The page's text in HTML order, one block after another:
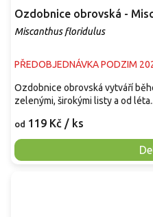
Ozdobnice obrovská -
Miscanthus floridulus
PŘEDOBJEDNÁVKA PODZIM
od 119 Kč / ks
Ozdobnice obrovská vytváří
zelenými, širokými listy a od